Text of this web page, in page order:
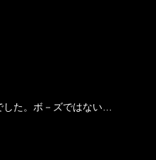
した。ボ－ズではない…